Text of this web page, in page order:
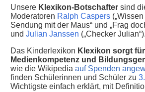
Unsere Klexikon-Botschafter sind
Moderatoren Ralph Caspers
Sendung mit der Maus“ und „Frag
und Julian Janssen („Checker Julian“).
Das Kinderlexikon Klexikon sorgt für
Medienkompetenz und
wie die Wikipedia auf Spenden
finden Schülerinnen und Schüler zu
Wichtigste einfach erklärt, mit